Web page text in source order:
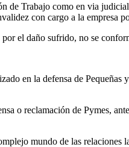
de Trabajo como en via
con cargo a la empresa
el daño sufrido, no se
en la defensa de
o reclamación de Pymes,
mundo de las relaciones